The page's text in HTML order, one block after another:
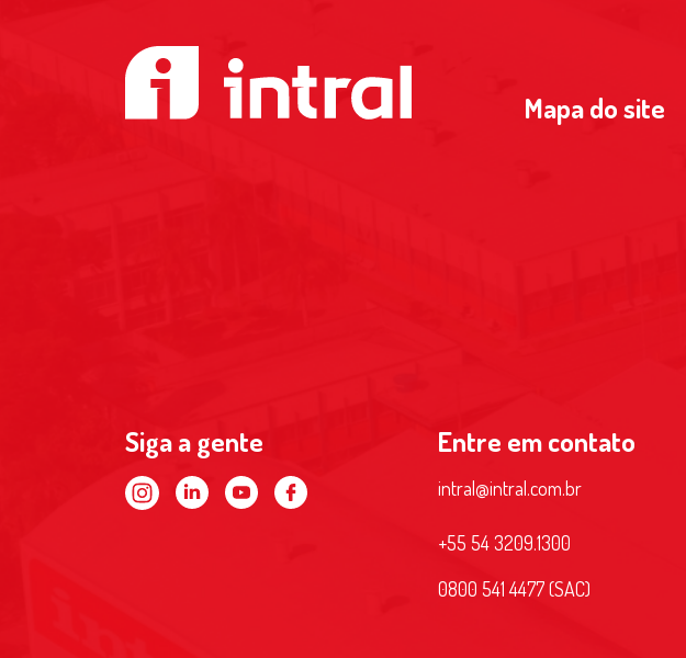
Mapa do site
Siga a gente Entre em contato
intral@intral.com.br
+55 54 3209.1300
0800 541 4477 (SAC)